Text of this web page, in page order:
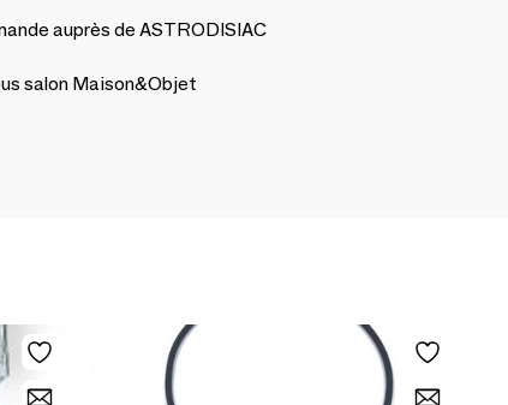
auprès de ASTRODISIAC
salon Maison&Objet